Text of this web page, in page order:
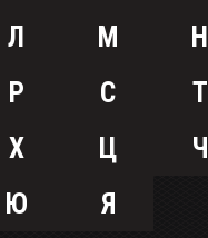
Л
М Н
Р
С Т
Х
Ц Ч
Ю
Я